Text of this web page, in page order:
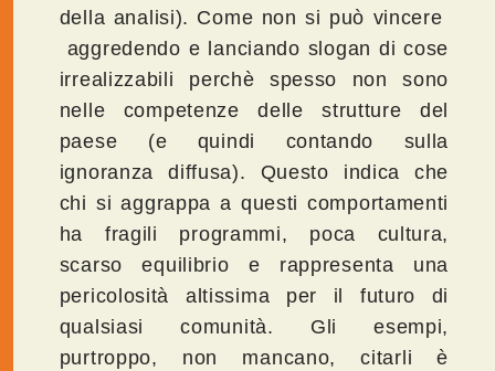
della analisi). Come non si può vincere
aggredendo e lanciando slogan di cose
irrealizzabili perchè spesso non sono
nelle competenze delle strutture del
paese (e quindi contando sulla
ignoranza diffusa). Questo indica che
chi si aggrappa a questi comportamenti
ha fragili programmi, poca cultura,
scarso equilibrio e rappresenta una
pericolosità altissima per il futuro di
qualsiasi comunità. Gli esempi,
purtroppo, non mancano, citarli è